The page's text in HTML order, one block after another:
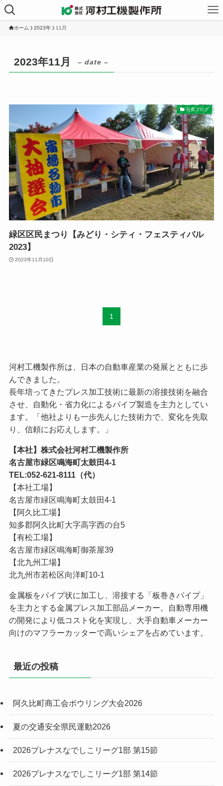
ホーム 2023年 11月
2023年11月 – date –
社長ブログ
緑区区民まつり【みどり・シティ・フェスティバル
2023】
2023年11月10日
1
河村工機製作所は、日本の自動車産業の発展とともに歩
んできました。
長年培ってきたプレス加工技術に最新の溶接技術を融合
させ、自動化・省力化によるパイプ製造を主力としてい
ます。「他社よりも一歩先んじた技術力で、変化を先取
り、信頼にお応えします。」
【本社】株式会社河村工機製作所
名古屋市緑区鳴海町太鼓田4-1
TEL:052-621-8111（代）
【本社工場】
名古屋市緑区鳴海町太鼓田4-1
【阿久比工場】
知多郡阿久比町大字高字西の台5
【有松工場】
名古屋市緑区鳴海町御茶屋39
【北九州工場】
北九州市若松区向洋町10-1
金属板をパイプ状に加工し、溶接する「板巻きパイプ」
を主力とする金属プレス加工部品メーカー。自動専用機
の開発により低コスト化を実現し、大手自動車メーカー
向けのマフラーカッターで高いシェアを占めています。
最近の投稿
阿久比町商工会ボウリング大会2026
夏の交通安全県民運動2026
2026プレナスなでしこリーグ1部 第15節
2026プレナスなでしこリーグ1部 第14節